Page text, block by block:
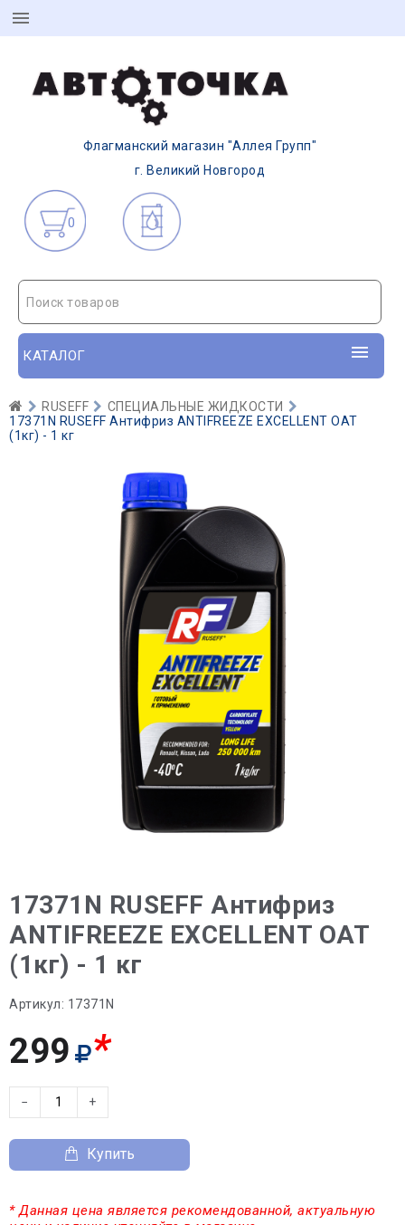
Флагманский магазин "Аллея Групп"
г. Великий Новгород
0
Поиск товаров
КАТАЛОГ
RUSEFF
СПЕЦИАЛЬНЫЕ ЖИДКОСТИ
17371N RUSEFF Антифриз ANTIFREEZE EXCELLENT OAT
(1кг) - 1 кг
17371N RUSEFF Антифриз
ANTIFREEZE EXCELLENT OAT
(1кг) - 1 кг
Артикул: 17371N
299 *
− +
Купить
* Данная цена является рекомендованной, актуальную